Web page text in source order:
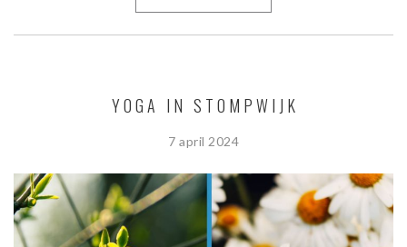
YOGA IN STOMPWIJK
7 april 2024